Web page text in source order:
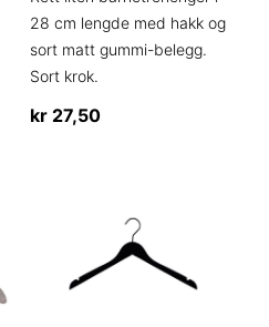
28 cm lengde med hakk og
sort matt gummi-belegg.
Sort krok.
kr27,50